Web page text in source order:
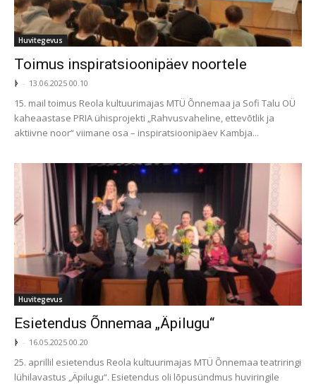
Huvitegevus
Toimus inspiratsioonipäev noortele
ᚦ - 13.06.2025 00.10
15. mail toimus Reola kultuurimajas MTÜ Õnnemaa ja Sofi Talu OÜ
kaheaastase PRIA ühisprojekti „Rahvusvaheline, ettevõtlik ja
aktiivne noor“ viimane osa – inspiratsioonipäev Kambja...
Huvitegevus
Esietendus Õnnemaa „Äpilugu“
ᚦ - 16.05.2025 00.20
25. aprillil esietendus Reola kultuurimajas MTÜ Õnnemaa teatriringi
lühilavastus „Äpilugu“. Esietendus oli lõpusündmus huviringile